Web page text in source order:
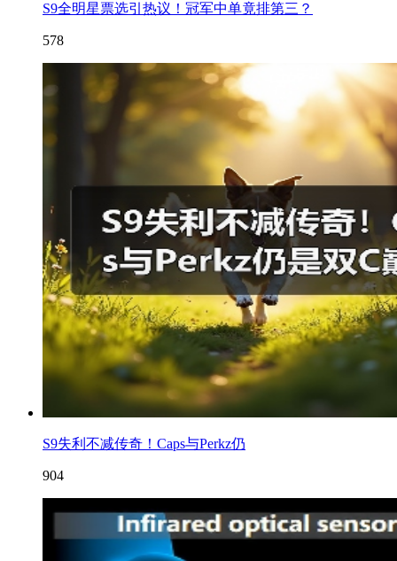
S9全明星票选引热议！冠军中单竟排第三？
578
S9失利不减传奇！Caps与Perkz仍
904